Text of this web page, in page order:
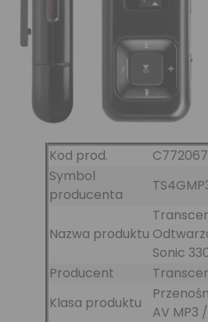
Kod prod.
Symbol
producenta
Nazwa produktu
Sonic
Producent
Klasa produktu
AV MP3